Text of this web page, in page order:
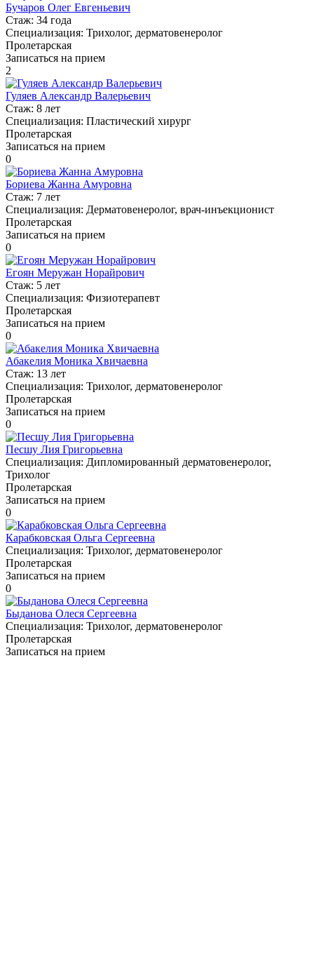
Бучаров Олег Евгеньевич
Стаж: 34 года
Специализация: Трихолог, дерматовенеролог
Пролетарская
Записаться на прием
2
Гуляев Александр Валерьевич
Стаж: 8 лет
Специализация: Пластический хирург
Пролетарская
Записаться на прием
0
Бориева Жанна Амуровна
Стаж: 7 лет
Специализация: Дерматовенеролог, врач-инъекционист
Пролетарская
Записаться на прием
0
Егоян Меружан Норайрович
Стаж: 5 лет
Специализация: Физиотерапевт
Пролетарская
Записаться на прием
0
Абакелия Моника Хвичаевна
Стаж: 13 лет
Специализация: Трихолог, дерматовенеролог
Пролетарская
Записаться на прием
0
Песшу Лия Григорьевна
Специализация: Дипломированный дерматовенеролог,
Трихолог
Пролетарская
Записаться на прием
0
Карабковская Ольга Сергеевна
Специализация: Трихолог, дерматовенеролог
Пролетарская
Записаться на прием
0
Быданова Олеся Сергеевна
Специализация: Трихолог, дерматовенеролог
Пролетарская
Записаться на прием